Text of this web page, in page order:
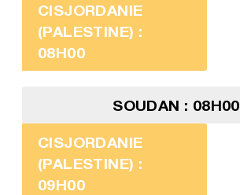
CISJORDANIE
(PALESTINE) :
08H00
SOUDAN : 08H00
CISJORDANIE
(PALESTINE) :
09H00